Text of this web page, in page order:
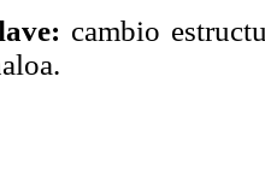
cambio